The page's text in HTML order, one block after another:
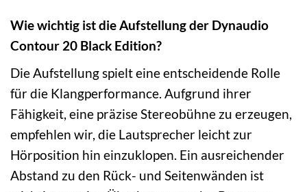
Wie wichtig ist die Aufstellung der Dynaudio
Contour 20 Black Edition?
Die Aufstellung spielt eine entscheidende Rolle
für die Klangperformance. Aufgrund ihrer
Fähigkeit, eine präzise Stereobühne zu erzeugen,
empfehlen wir, die Lautsprecher leicht zur
Hörposition hin einzuklopen. Ein ausreichender
Abstand zu den Rück- und Seitenwänden ist